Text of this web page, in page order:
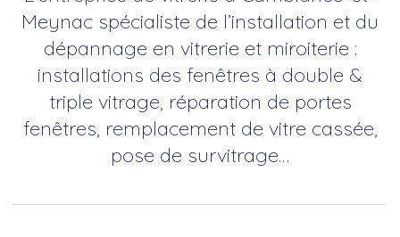
Meynac spécialiste de l’installation et du
dépannage en vitrerie et miroiterie :
installations des fenêtres à double &
triple vitrage, réparation de portes
fenêtres, remplacement de vitre cassée,
pose de survitrage…